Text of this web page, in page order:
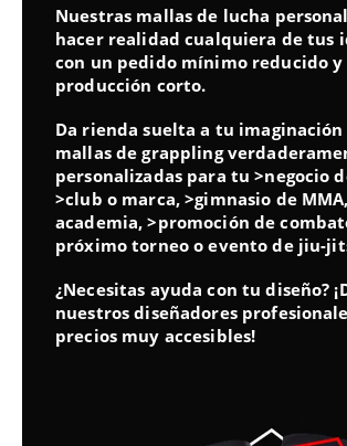
Nuestras mallas de lucha
hacer realidad cualquiera de tus
con un pedido mínimo reducido y
producción corto.
Da rienda suelta a tu imaginación
mallas de grappling
personalizadas para tu >negocio
>club o marca, >gimnasio de
academia, >promoción de
próximo torneo o evento de jiu-
¿Necesitas ayuda con tu diseño?
nuestros diseñadores
precios muy accesibles!